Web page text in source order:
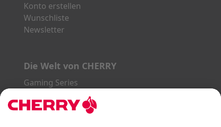
Konto erstellen
Wunschliste
Newsletter
Die Welt von CHERRY
Gaming Series
SLIM Line